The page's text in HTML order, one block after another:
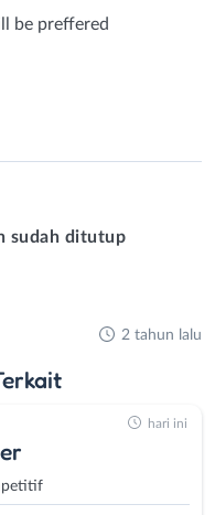
be preffered
sudah ditutup
2 tahun lalu
hari ini